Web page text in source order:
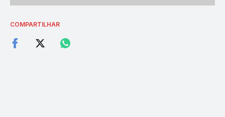
COMPARTILHAR